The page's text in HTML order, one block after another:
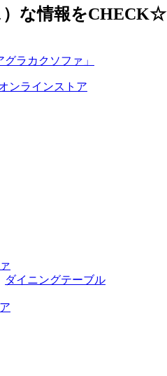
な情報をCHECK☆
ンラインストア
ダイニングテーブル